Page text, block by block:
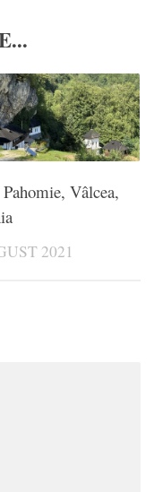
Vâlcea,
2021